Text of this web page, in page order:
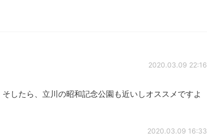
2020.03.09 22:16
したら、立川の昭和記念公園も近いしオススメですよ
2020.03.09 16:33